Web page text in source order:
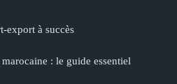
export à succès
: le guide essentiel